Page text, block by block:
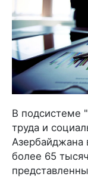
В подсистеме
труда и
Азербайджана
более 65